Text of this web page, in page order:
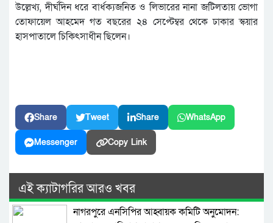
উল্লেখ্য, দীর্ঘদিন ধরে বার্ধক্যজনিত ও লিভারের নানা জটিলতায় ভোগা
তোফায়েল আহমেদ গত বছরের ২৪ সেপ্টেম্বর থেকে ঢাকার স্কয়ার
হাসপাতালে চিকিৎসাধীন ছিলেন।
Share Tweet Share WhatsApp
Messenger Copy Link
এই ক্যাটাগরির আরও খবর
নাগরপুরে এনসিপির আহ্বায়ক কমিটি অনুমোদন: